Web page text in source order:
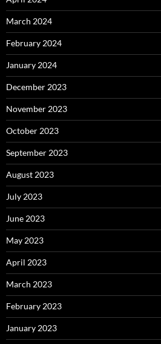
March 2024
February 2024
January 2024
December 2023
November 2023
October 2023
September 2023
August 2023
July 2023
June 2023
May 2023
April 2023
March 2023
February 2023
January 2023